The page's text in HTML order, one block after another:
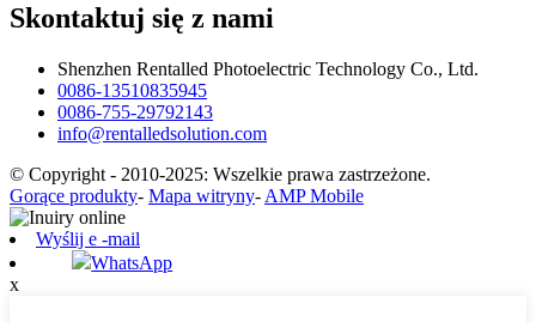
Skontaktuj się z nami
Shenzhen Rentalled Photoelectric Technology Co., Ltd.
0086-13510835945
0086-755-29792143
info@rentalledsolution.com
© Copyright - 2010-2025: Wszelkie prawa zastrzeżone.
Gorące produkty- Mapa witryny- AMP Mobile
Wyślij e -mail
WhatsApp
x